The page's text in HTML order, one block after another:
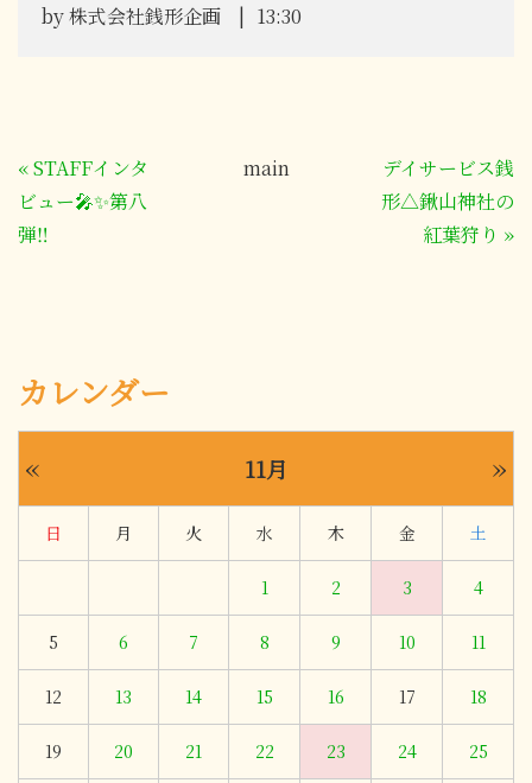
カレンダー
« 11月 »
日 月 火 水 木 金 土
1 2 3 4
5 6 7 8 9 10 11
12 13 14 15 16 17 18
19 20 21 22 23 24 25
by株式会社銭形企画 13:30
«STAFFインタ
ビュー🎤✨第八
弾‼
main
デイサービス銭
形△鍬山神社の
紅葉狩り »